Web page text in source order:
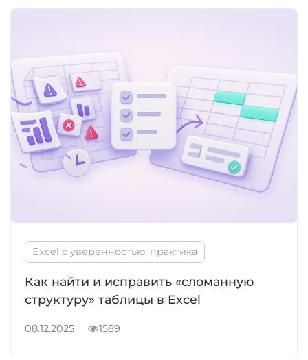
Excel с уверенностью: практика
Как найти и исправить «сломанную
структуру» таблицы в Excel
08.12.2025 1589